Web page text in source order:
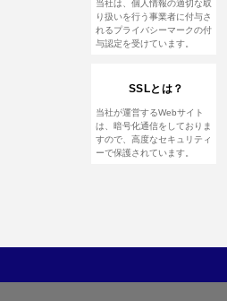
当社は、個人情報の適切な取
り扱いを行う事業者に付与さ
れるプライバシーマークの付
与認定を受けています。
SSLとは？
当社が運営するWebサイト
は、暗号化通信をしておりま
すので、高度なセキュリティ
ーで保護されています。